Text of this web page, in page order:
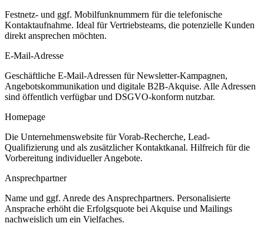
Festnetz- und ggf. Mobilfunknummern für die telefonische
Kontaktaufnahme. Ideal für Vertriebsteams, die potenzielle Kunden
direkt ansprechen möchten.
E-Mail-Adresse
Geschäftliche E-Mail-Adressen für Newsletter-Kampagnen,
Angebotskommunikation und digitale B2B-Akquise. Alle Adressen
sind öffentlich verfügbar und DSGVO-konform nutzbar.
Homepage
Die Unternehmenswebsite für Vorab-Recherche, Lead-
Qualifizierung und als zusätzlicher Kontaktkanal. Hilfreich für die
Vorbereitung individueller Angebote.
Ansprechpartner
Name und ggf. Anrede des Ansprechpartners. Personalisierte
Ansprache erhöht die Erfolgsquote bei Akquise und Mailings
nachweislich um ein Vielfaches.